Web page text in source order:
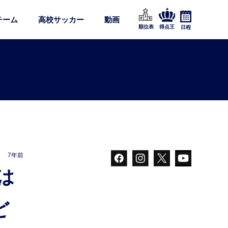
ーム 高校サッカー 動画
順位表 得点王 日程
7年前